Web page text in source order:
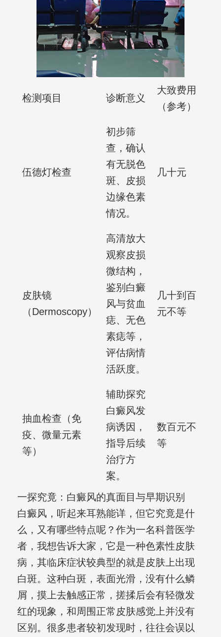
检测项目 诊断意义
大致费用
（参考）
伍德灯检查
初步筛
查，确认
有无脱色
斑、皮损
边缘色素
情况。
几十元
皮肤镜
（Dermoscopy）
高清放大
观察皮损
微结构，
鉴别白癜
风与贫血
痣、无色
素痣等，
评估病情
活跃度。
几十到百
元不等
抽血检查（免
疫、微量元素
等）
辅助探究
白癜风发
病诱因，
指导后续
治疗方
案。
数百元不
等
一探究竟：白癜风的真面目与早期识别
白癜风，听起来耳熟能详，但它究竟是什
么，又有哪些特点呢？作为一名科普医学
者，我想告诉大家，它是一种色素性皮肤
病，其临床症状较典型的就是皮肤上出现
白斑。这种白斑，表面光滑，没有什么鳞
屑，摸上去触感正常，搓揉后会有轻微发
红的现象，和周围正常皮肤感觉上并没有
区别。很多患者较初发现时，往往会误以